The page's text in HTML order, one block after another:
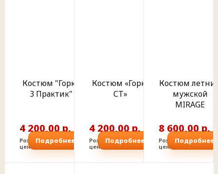
Костюм "Горка
3 Практик"
4 200,00 р.
Розничная
цена
Подробнее
Костюм «Горка
СТ»
4 200,00 р.
Розничная
цена
Подробнее
Костюм
мужской
MIRAGE
8 600,00 р.
Розничная
цена
Подробнее